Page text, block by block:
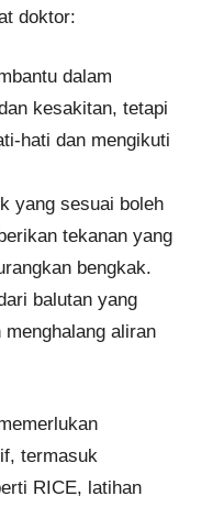
doktor:
dalam
kesakitan, tetapi
hati dan mengikuti
yang sesuai boleh
tekanan yang
bengkak.
balutan yang
aliran
termasuk
RICE, latihan